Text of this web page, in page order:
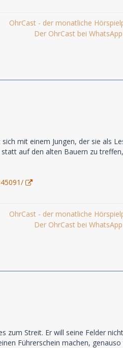
OhrCast - der monatliche
Der OhrCast bei WhatsApp
mit einem Jungen, der sie als
auf den alten Bauern zu
OhrCast - der monatliche
Der OhrCast bei WhatsApp
zum Streit. Er will seine Felder
Führerschein machen,